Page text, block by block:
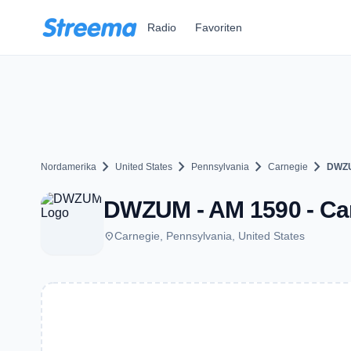
Radio Favoriten
Nordamerika chevron_right United States chevron_right Pennsylvania chevron_right Carnegie chevron_right
DWZUM - AM 1590 -
placeCarnegie, Pennsylvania, United States